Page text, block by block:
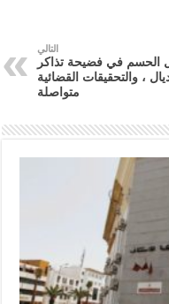
التالي
الحسم في فضيحة تذاكر
، والتحقيقات القضائية
متواصلة